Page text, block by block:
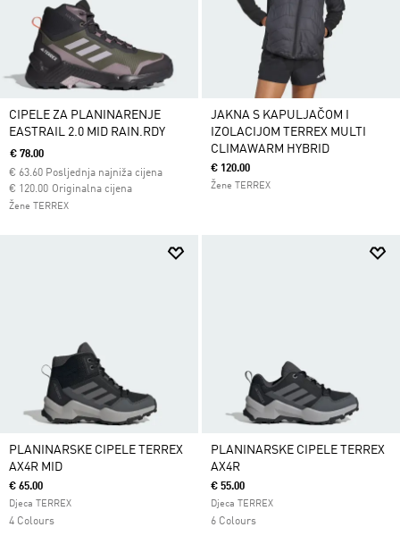
CIPELE ZA PLANINARENJE
EASTRAIL 2.0 MID RAIN.RDY
€ 78.00
€ 63.60 Posljednja najniža cijena
Originalna cijena
Cijena umanjena od
€ 120.00za
Žene TERREX
JAKNA S KAPULJAČOM I
IZOLACIJOM TERREX MULTI
CLIMAWARM HYBRID
€ 120.00
Žene TERREX
PLANINARSKE CIPELE TERREX
AX4R MID
€ 65.00
Djeca TERREX
4 Colours
PLANINARSKE CIPELE TERREX
AX4R
€ 55.00
Djeca TERREX
6 Colours